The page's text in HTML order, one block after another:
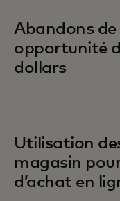
Abandons de
opportunité
dollars
Utilisation
magasin
d’achat en